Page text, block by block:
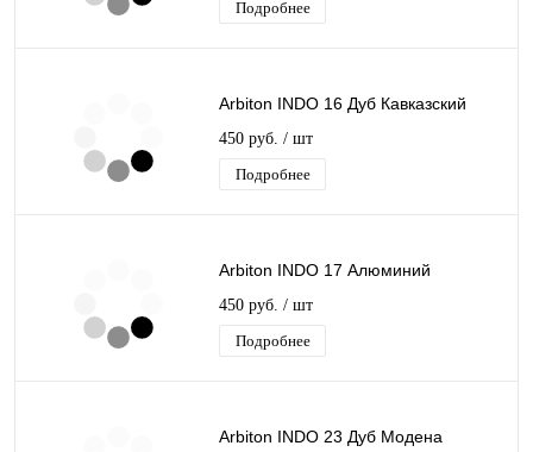
Подробнее
Arbiton INDO 16 Дуб Кавказский
450 руб. / шт
Подробнее
Arbiton INDO 17 Алюминий
450 руб. / шт
Подробнее
Arbiton INDO 23 Дуб Модена